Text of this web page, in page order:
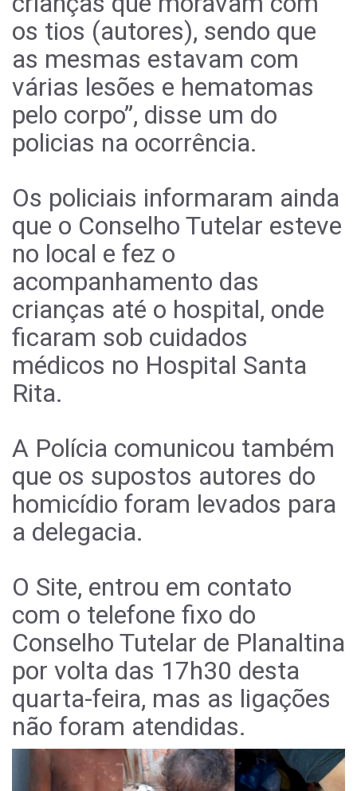
os tios (autores), sendo que
as mesmas estavam com
várias lesões e hematomas
pelo corpo”, disse um do
policias na ocorrência.
Os policiais informaram ainda
que o Conselho Tutelar esteve
no local e fez o
acompanhamento das
crianças até o hospital, onde
ficaram sob cuidados
médicos no Hospital Santa
Rita.
A Polícia comunicou também
que os supostos autores do
homicídio foram levados para
a delegacia.
O Site, entrou em contato
com o telefone fixo do
Conselho Tutelar de Planaltina
por volta das 17h30 desta
quarta-feira, mas as ligações
não foram atendidas.